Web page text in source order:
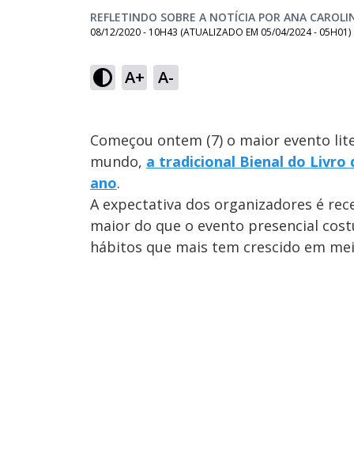
REFLETINDO SOBRE A NOTÍCIA POR ANA
08/12/2020 - 10H43 (ATUALIZADO EM 05/04/2024 - 05H01)
A+ A-
Começou ontem (7) o maior evento
mundo, a tradicional Bienal do Livro
ano.
A expectativa dos organizadores é
maior do que o evento presencial
hábitos que mais tem crescido em